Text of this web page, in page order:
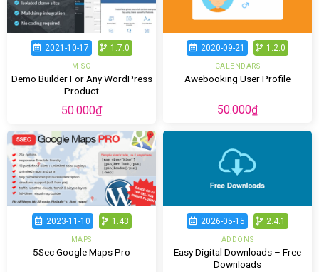
2021-10-17 1.7.0
MISC
Demo Builder For Any WordPress
Product
50.000₫
2020-09-21 1.2.0
CALENDARS
Awebooking User Profile
50.000₫
2023-11-10 1.43
MAPS
5Sec Google Maps Pro
2026-05-15 2.4.1
ADDONS
Easy Digital Downloads – Free
Downloads